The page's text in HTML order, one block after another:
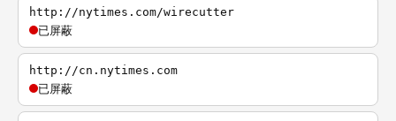
http://nytimes.com/wirecutter
已屏蔽
http://cn.nytimes.com
已屏蔽